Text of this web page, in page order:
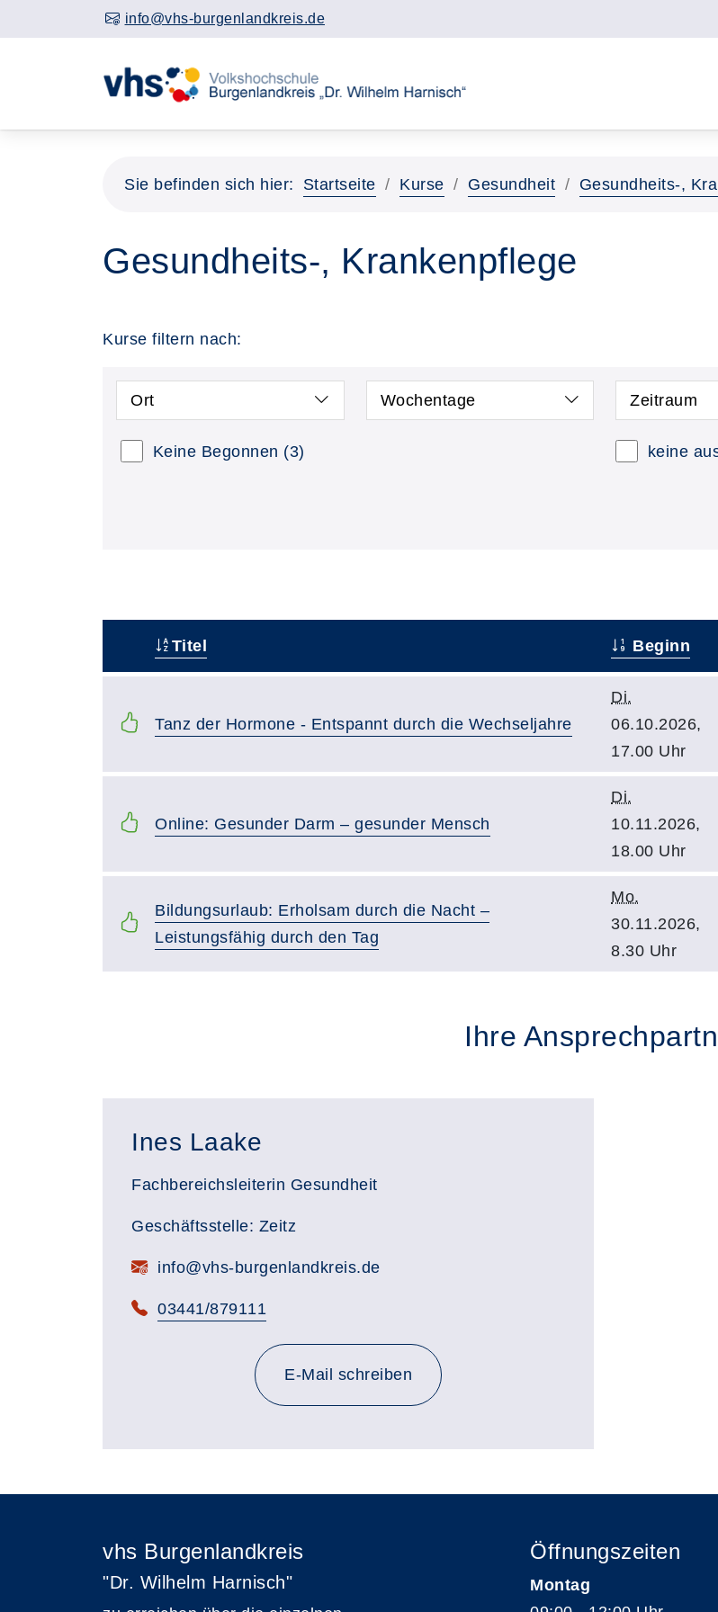
info@vhs-burgenlandkreis.de
Sie befinden sich hier: Startseite Kurse Gesundheit Gesundheits-,
Gesundheits-, Krankenpflege
Kurse filtern nach:
Ort Wochentage Zeitraum
Keine Begonnen (3) keine
Titel Beginn
Tanz der Hormone - Entspannt durch die Wechseljahre
Di.
06.10.2026,
17.00 Uhr
Online: Gesunder Darm – gesunder Mensch
Di.
10.11.2026,
18.00 Uhr
Bildungsurlaub: Erholsam durch die Nacht –
Leistungsfähig durch den Tag
Mo.
30.11.2026,
8.30 Uhr
Ihre
Ines Laake
Fachbereichsleiterin Gesundheit
Geschäftsstelle: Zeitz
E-Mail:info@vhs-burgenlandkreis.de
Telefon:
03441/879111
E-Mail schreiben
vhs Burgenlandkreis
"Dr. Wilhelm Harnisch"
Öffnungszeiten
Montag